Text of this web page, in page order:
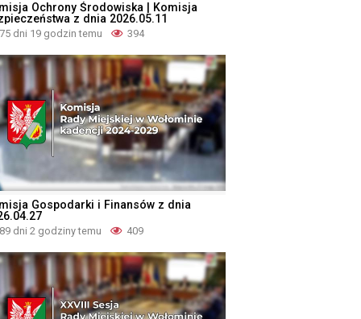
Ochrony Środowiska | Komisja
z dnia 2026.05.11
75 dni 19 godzin temu 394
Gospodarki i Finansów z dnia
89 dni 2 godziny temu 409